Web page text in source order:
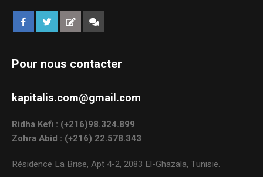
Pour nous contacter
kapitalis.com@gmail.com
Ridha Kefi : (+216)98.324.899
Zohra Abid : (+216) 22.578.343
Résidence La Brise, Apt 4-2, 2083 El-Ghazala, Tunisie.